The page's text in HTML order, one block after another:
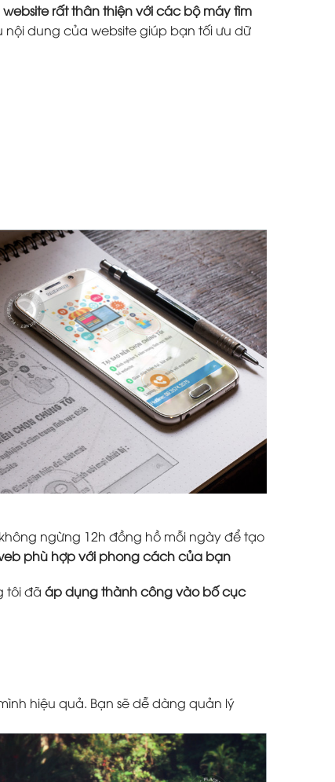
website rất thân thiện với các bộ máy tìm
nội dung của website giúp bạn tối ưu dữ
ngừng 12h đồng hồ mỗi ngày để tạo
phù hợp với phong cách của bạn
tôi đã áp dụng thành công vào bố cục
hiệu quả. Bạn sẽ dễ dàng quản lý